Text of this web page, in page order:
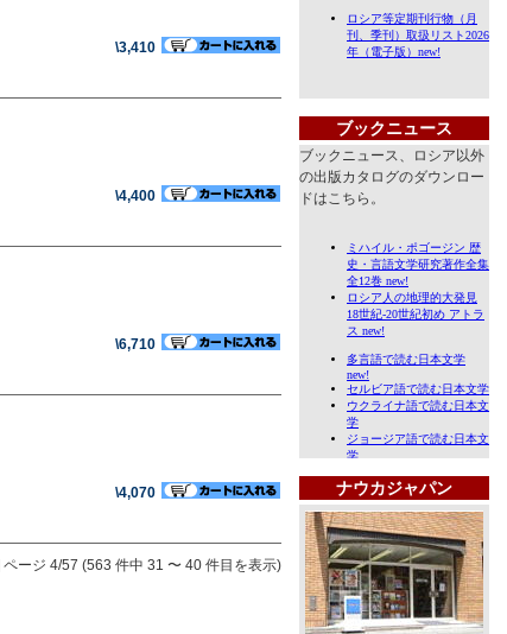
\3,410
\4,400
\6,710
\4,070
ページ 4/57 (563 件中 31 〜 40 件目を表示)
ブックニュース
ブックニュース、ロシア以外
の出版カタログのダウンロー
ドはこちら。
ナウカジャパン